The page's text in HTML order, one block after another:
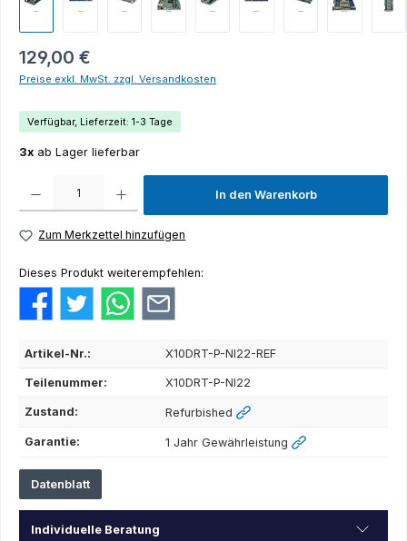
129,00 €
Preise exkl. MwSt. zzgl. Versandkosten
Verfügbar, Lieferzeit: 1-3 Tage
3x ab Lager lieferbar
In den Warenkorb
Zum Merkzettel hinzufügen
Dieses Produkt weiterempfehlen:
Artikel-Nr.: X10DRT-P-NI22-REF
Teilenummer: X10DRT-P-NI22
Zustand: Refurbished
Garantie: 1 Jahr Gewährleistung
Datenblatt
Individuelle Beratung